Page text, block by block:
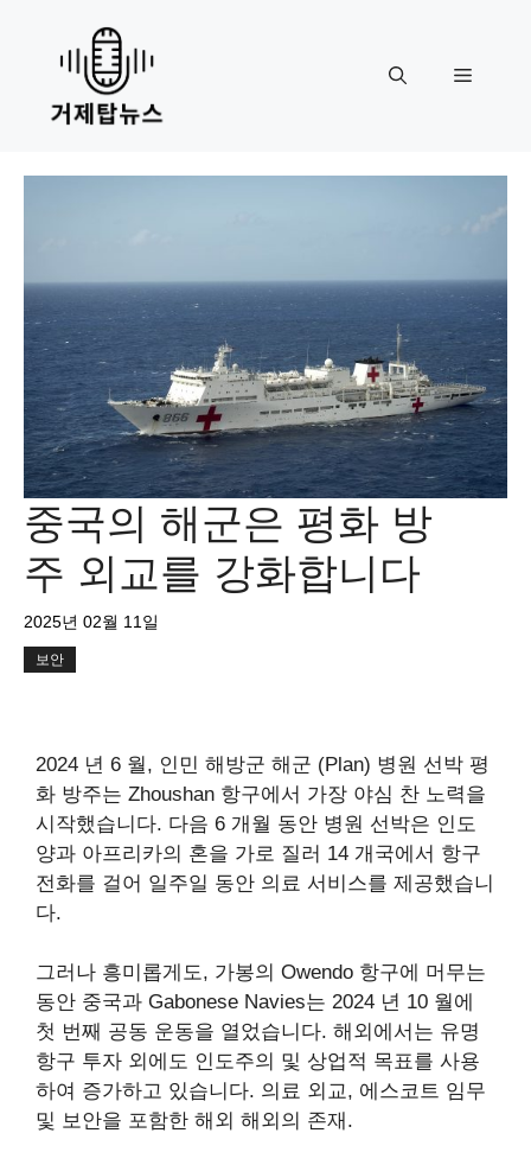
content
Menu
중국의 해군은 평화 방
주 외교를 강화합니다
2025년 02월 11일
보안
2024 년 6 월, 인민 해방군 해군 (Plan) 병원 선박 평
화 방주는 Zhoushan 항구에서 가장 야심 찬 노력을
시작했습니다. 다음 6 개월 동안 병원 선박은 인도
양과 아프리카의 혼을 가로 질러 14 개국에서 항구
전화를 걸어 일주일 동안 의료 서비스를 제공했습니
다.
그러나 흥미롭게도, 가봉의 Owendo 항구에 머무는
동안 중국과 Gabonese Navies는 2024 년 10 월에
첫 번째 공동 운동을 열었습니다. 해외에서는 유명
항구 투자 외에도 인도주의 및 상업적 목표를 사용
하여 증가하고 있습니다. 의료 외교, 에스코트 임무
및 보안을 포함한 해외 해외의 존재.